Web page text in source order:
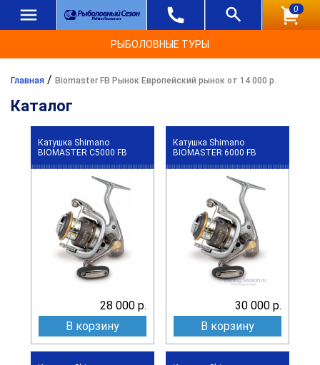
0
РЫБОЛОВНЫЕ ТУРЫ
Главная / Biomaster FB Рынок Европейский рынок от 14 000 р.
Каталог
Катушка Shimano
BIOMASTER C5000 FB
28 000 р.
В корзину
Катушка Shimano
BIOMASTER 6000 FB
30 000 р.
В корзину